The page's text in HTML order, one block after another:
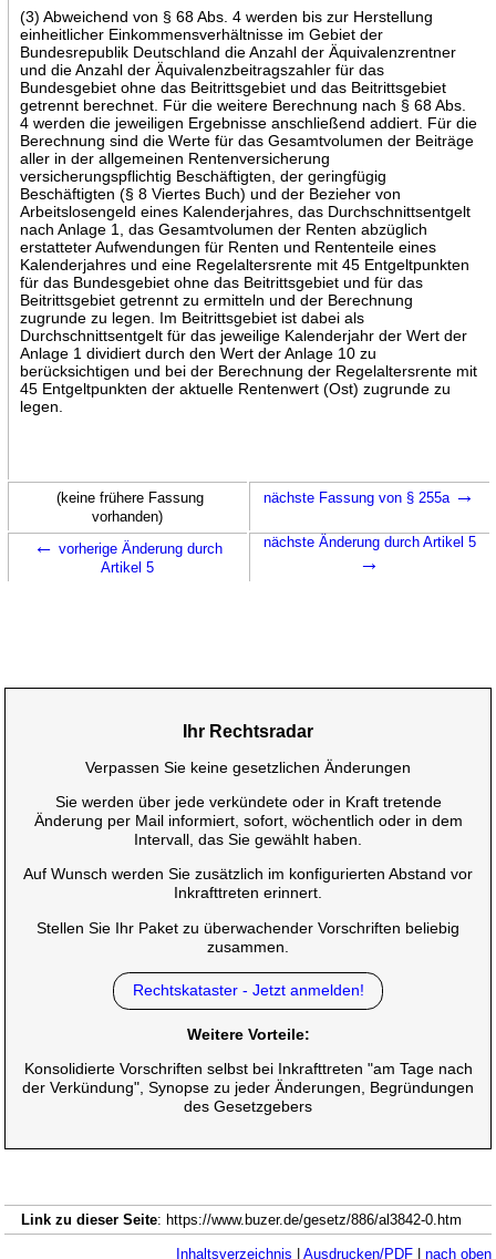
(3) Abweichend von § 68 Abs. 4 werden bis zur Herstellung
einheitlicher Einkommensverhältnisse im Gebiet der
Bundesrepublik Deutschland die Anzahl der Äquivalenzrentner
und die Anzahl der Äquivalenzbeitragszahler für das
Bundesgebiet ohne das Beitrittsgebiet und das Beitrittsgebiet
getrennt berechnet. Für die weitere Berechnung nach § 68 Abs.
4 werden die jeweiligen Ergebnisse anschließend addiert. Für die
Berechnung sind die Werte für das Gesamtvolumen der Beiträge
aller in der allgemeinen Rentenversicherung
versicherungspflichtig Beschäftigten, der geringfügig
Beschäftigten (§ 8 Viertes Buch) und der Bezieher von
Arbeitslosengeld eines Kalenderjahres, das Durchschnittsentgelt
nach Anlage 1, das Gesamtvolumen der Renten abzüglich
erstatteter Aufwendungen für Renten und Rententeile eines
Kalenderjahres und eine Regelaltersrente mit 45 Entgeltpunkten
für das Bundesgebiet ohne das Beitrittsgebiet und für das
Beitrittsgebiet getrennt zu ermitteln und der Berechnung
zugrunde zu legen. Im Beitrittsgebiet ist dabei als
Durchschnittsentgelt für das jeweilige Kalenderjahr der Wert der
Anlage 1 dividiert durch den Wert der Anlage 10 zu
berücksichtigen und bei der Berechnung der Regelaltersrente mit
45 Entgeltpunkten der aktuelle Rentenwert (Ost) zugrunde zu
legen.
(keine frühere Fassung
vorhanden)
nächste Fassung von § 255a →
← vorherige Änderung durch
Artikel 5
nächste Änderung durch Artikel 5
→
Ihr Rechtsradar
Verpassen Sie keine gesetzlichen Änderungen
Sie werden über jede verkündete oder in Kraft tretende
Änderung per Mail informiert, sofort, wöchentlich oder in dem
Intervall, das Sie gewählt haben.
Auf Wunsch werden Sie zusätzlich im konfigurierten Abstand vor
Inkrafttreten erinnert.
Stellen Sie Ihr Paket zu überwachender Vorschriften beliebig
zusammen.
Rechtskataster - Jetzt anmelden!
Weitere Vorteile:
Konsolidierte Vorschriften selbst bei Inkrafttreten "am Tage nach
der Verkündung", Synopse zu jeder Änderungen, Begründungen
des Gesetzgebers
Link zu dieser Seite: https://www.buzer.de/gesetz/886/al3842-0.htm
Inhaltsverzeichnis Ausdrucken/PDF| nach oben